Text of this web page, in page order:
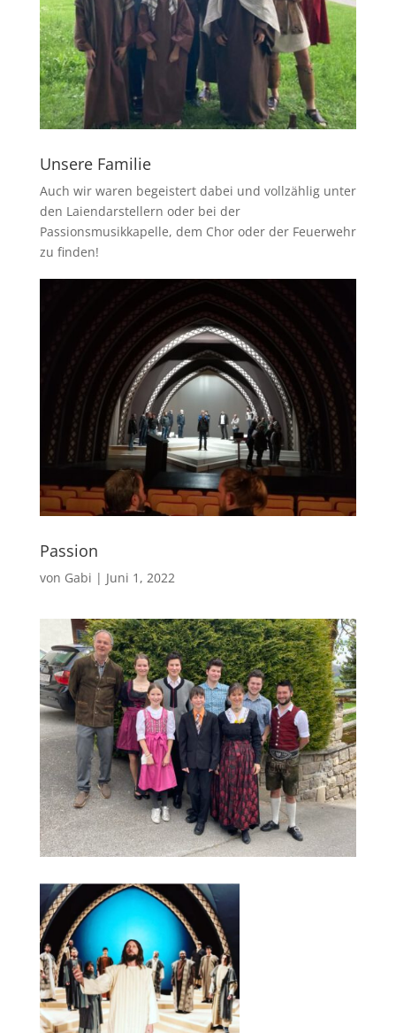
Unsere Familie
Auch wir waren begeistert dabei und vollzählig unter
den Laiendarstellern oder bei der
Passionsmusikkapelle, dem Chor oder der Feuerwehr
zu finden!
Passion
von Gabi | Juni 1, 2022